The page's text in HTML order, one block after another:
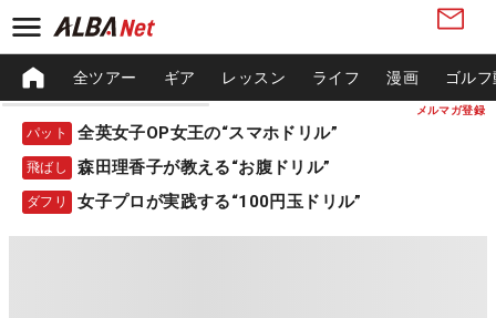
メルマガ登録
全ツアー ギア レッスン ライフ 漫画 ゴル
パット 全英女子OP女王の“スマホドリル”
飛ばし 森田理香子が教える“お腹ドリル”
ダフリ 女子プロが実践する“100円玉ドリル”